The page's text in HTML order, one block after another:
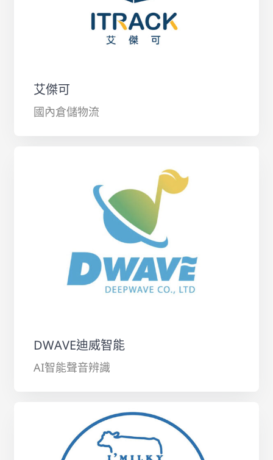
艾傑可
國內倉儲物流
DWAVE迪威智能
AI智能聲音辨識